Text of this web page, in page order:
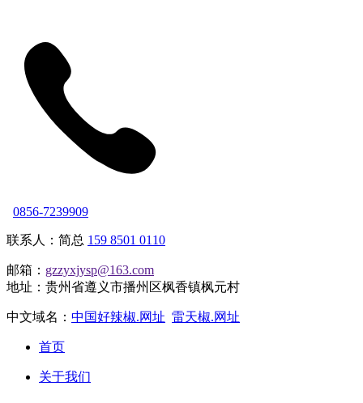
0856-7239909
联系人：简总 159 8501 0110
邮箱： gzzyxjysp@163.com
地址：贵州省遵义市播州区枫香镇枫元村
中文域名： 中国好辣椒.网址 雷天椒.网址
首页
关于我们